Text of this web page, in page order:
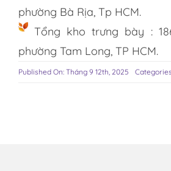
phường Bà Rịa, Tp HCM.
Tổng kho trưng bày :
phường Tam Long, TP HCM.
Published On: Tháng 9 12th, 2025